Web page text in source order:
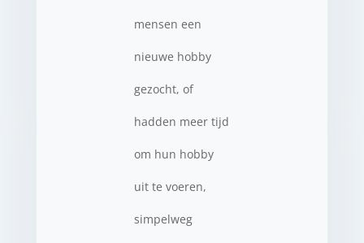
mensen een
nieuwe hobby
gezocht, of
hadden meer tijd
om hun hobby
uit te voeren,
simpelweg